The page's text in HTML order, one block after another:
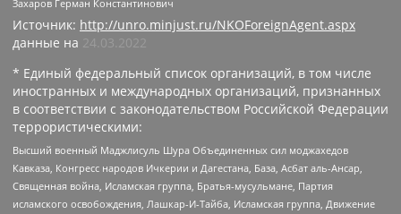
Захаров Герман Константинович
Источник: http://unro.minjust.ru/NKOForeignAgent.aspx
данные на 24.03.2022
* Единый федеральный список организаций, в том числе
иностранных и международных организаций, признанных
в соответствии с законодательством Российской Федерации
террористическими:
Высший военный Маджлисуль Шура Объединенных сил моджахедов
Кавказа, Конгресс народов Ичкерии и Дагестана, База, Асбат аль-Ансар,
Священная война, Исламская группа, Братья-мусульмане, Партия
исламского освобождения, Лашкар-И-Тайба, Исламская группа, Движение